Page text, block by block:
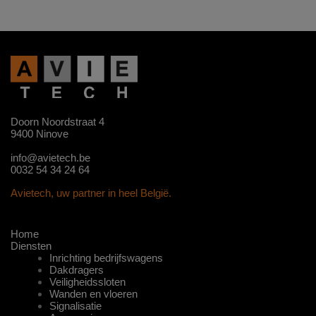
Doorn Noordstraat 4
9400 Ninove
info@avietech.be
0032 54 34 24 64
Avietech, uw partner in heel België.
Home
Diensten
Inrichting bedrijfswagens
Dakdragers
Veiligheidssloten
Wanden en vloeren
Signalisatie